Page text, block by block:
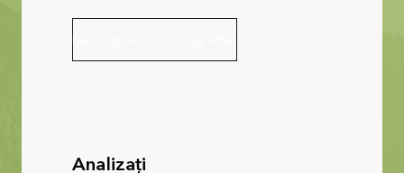
Explorați ArcGIS Living Atlas
Analizați